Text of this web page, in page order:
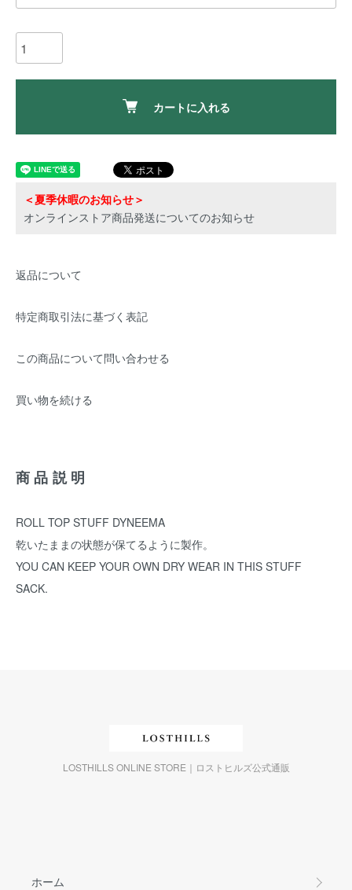
カートに入れる
＜夏季休暇のお知らせ＞
オンラインストア商品発送についてのお知らせ
返品について
特定商取引法に基づく表記
この商品について問い合わせる
買い物を続ける
商品説明
ROLL TOP STUFF DYNEEMA
乾いたままの状態が保てるように製作。
YOU CAN KEEP YOUR OWN DRY WEAR IN THIS STUFF
SACK.
LOSTHILLS ONLINE STORE｜ロストヒルズ公式通販
ホーム